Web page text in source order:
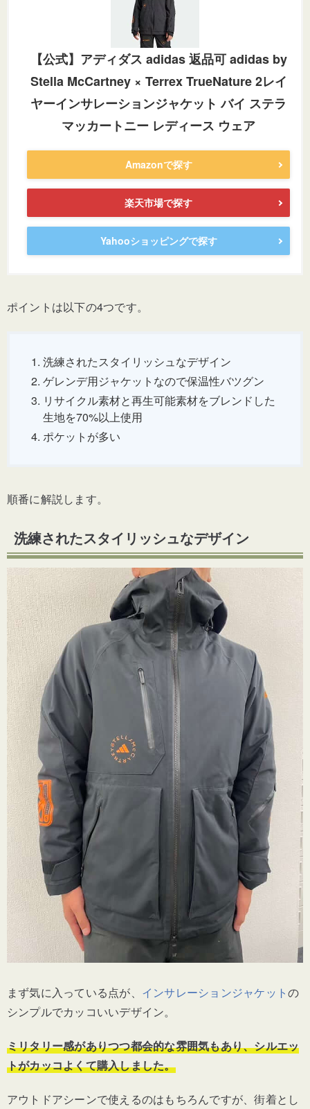
【公式】アディダス adidas 返品可 adidas by
Stella McCartney × Terrex TrueNature 2レイ
ヤーインサレーションジャケット バイ ステラ
マッカートニー レディース ウェア
Amazonで探す
楽天市場で探す
Yahooショッピングで探す
ポイントは以下の4つです。
洗練されたスタイリッシュなデザイン
ゲレンデ用ジャケットなので保温性バツグン
リサイクル素材と再生可能素材をブレンドした
生地を70%以上使用
ポケットが多い
順番に解説します。
洗練されたスタイリッシュなデザイン
まず気に入っている点が、 インサレーションジャケットの
シンプルでカッコいいデザイン。
ミリタリー感がありつつ都会的な雰囲気もあり、シルエッ
トがカッコよくて購入しました。
アウトドアシーンで使えるのはもちろんですが、街着とし